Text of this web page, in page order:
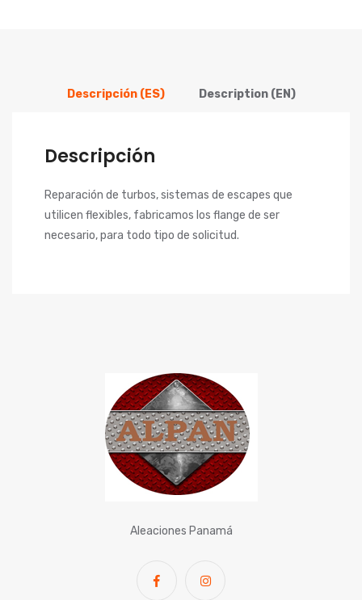
Descripción (ES) Description (EN)
Descripción
Reparación de turbos, sistemas de escapes que
utilicen flexibles, fabricamos los flange de ser
necesario, para todo tipo de solicitud.
Aleaciones Panamá